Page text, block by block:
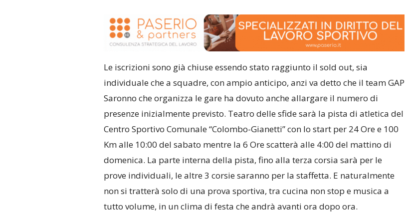
Le iscrizioni sono già chiuse essendo stato raggiunto il sold out, sia
individuale che a squadre, con ampio anticipo, anzi va detto che il team GAP
Saronno che organizza le gare ha dovuto anche allargare il numero di
presenze inizialmente previsto. Teatro delle sfide sarà la pista di atletica del
Centro Sportivo Comunale “Colombo-Gianetti” con lo start per 24 Ore e 100
Km alle 10:00 del sabato mentre la 6 Ore scatterà alle 4:00 del mattino di
domenica. La parte interna della pista, fino alla terza corsia sarà per le
prove individuali, le altre 3 corsie saranno per la staffetta. E naturalmente
non si tratterà solo di una prova sportiva, tra cucina non stop e musica a
tutto volume, in un clima di festa che andrà avanti ora dopo ora.